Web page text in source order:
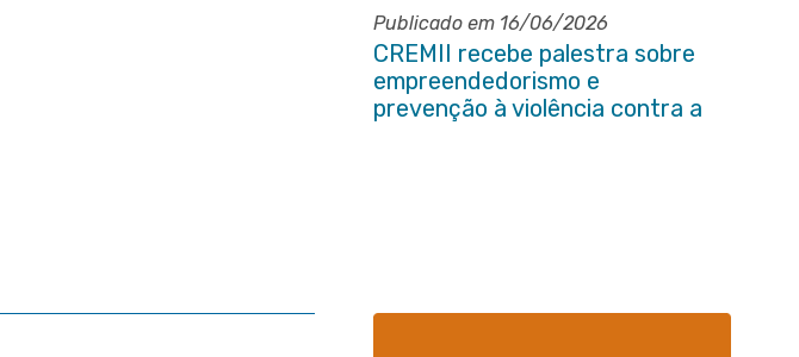
Publicado em 16/06/2026
CREMII recebe palestra sobre
empreendedorismo e
prevenção à violência contra a